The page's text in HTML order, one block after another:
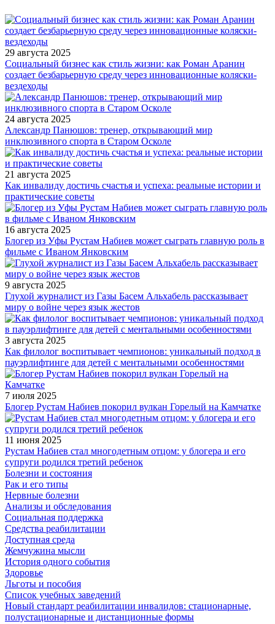
29 августа 2025
Социальный бизнес как стиль жизни: как Роман Аранин
создает безбарьерную среду через инновационные коляски-
вездеходы
24 августа 2025
Александр Панюшов: тренер, открывающий мир
инклюзивного спорта в Старом Осколе
21 августа 2025
Как инвалиду достичь счастья и успеха: реальные истории и
практические советы
16 августа 2025
Блогер из Уфы Рустам Набиев может сыграть главную роль в
фильме с Иваном Янковским
9 августа 2025
Глухой журналист из Газы Басем Альхабель рассказывает
миру о войне через язык жестов
3 августа 2025
Как филолог воспитывает чемпионов: уникальный подход в
пауэрлифтинге для детей с ментальными особенностями
7 июля 2025
Блогер Рустам Набиев покорил вулкан Горелый на Камчатке
11 июня 2025
Рустам Набиев стал многодетным отцом: у блогера и его
супруги родился третий ребенок
Болезни и состояния
Рак и его типы
Нервные болезни
Анализы и обследования
Социальная поддержка
Средства реабилитации
Доступная среда
Жемчужина мысли
История одного события
Здоровье
Льготы и пособия
Список учебных заведений
Новый стандарт реабилитации инвалидов: стационарные,
полустационарные и дистанционные формы